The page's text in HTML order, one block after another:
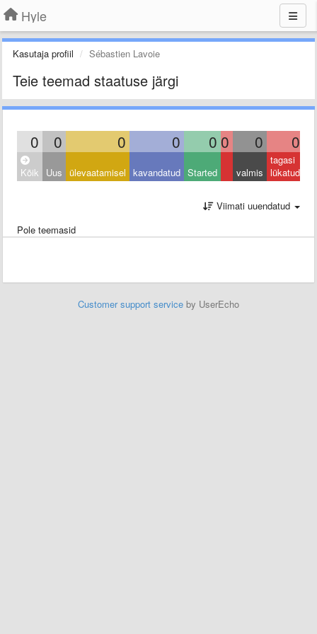
Hyle
Kasutaja profiil Sébastien Lavoie
Teie teemad staatuse järgi
0 0 0 0 0 0 0 0
Kõik Uus ülevaatamisel kavandatud Started valmis
tagasi
lükatud
Viimati uuendatud
Pole teemasid
Customer support service by UserEcho